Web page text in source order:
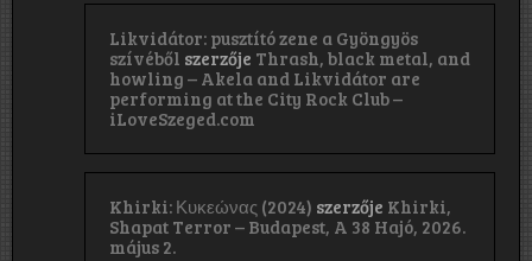
Likvidátor: pusztító zene a Gyöngyös
szívéből szerzője Thrash, black metal, and
howling – Akela and Likvidátor are
performing at the City Rock Club –
iLoveSzeged.com
Khirki: Κ​υ​κ​ε​ώ​ν​α​ς (2024) szerzője Khirki,
Shapat Terror – Budapest, A 38 Hajó, 2026.
május 2.